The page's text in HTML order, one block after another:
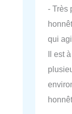
- Très
qui
Il est